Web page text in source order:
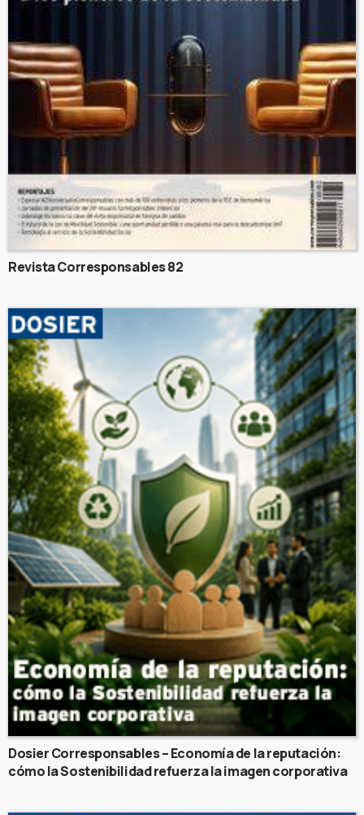
Revista Corresponsables 82
Dosier Corresponsables – Economía de la reputación:
cómo la Sostenibilidad refuerza la imagen corporativa